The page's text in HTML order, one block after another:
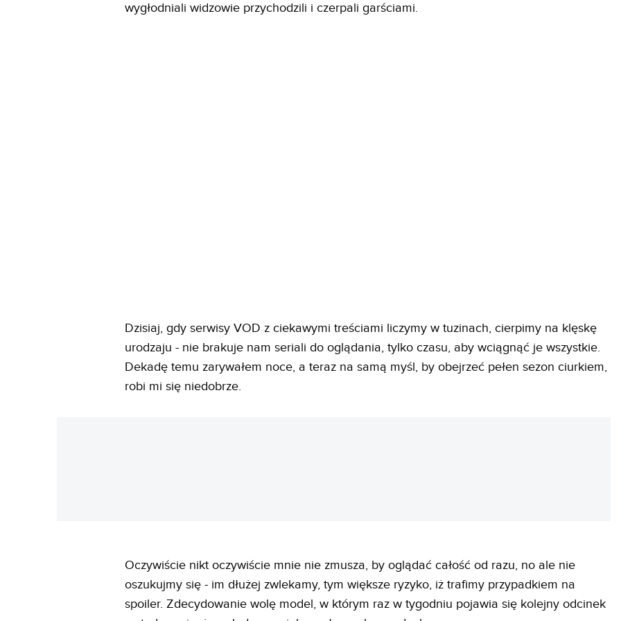
wygłodniali widzowie przychodzili i czerpali garściami.
Dzisiaj, gdy serwisy VOD z ciekawymi treściami liczymy w tuzinach, cierpimy na klęskę
urodzaju - nie brakuje nam seriali do oglądania, tylko czasu, aby wciągnąć je wszystkie.
Dekadę temu zarywałem noce, a teraz na samą myśl, by obejrzeć pełen sezon ciurkiem,
robi mi się niedobrze.
Oczywiście nikt oczywiście mnie nie zmusza, by oglądać całość od razu, no ale nie
oszukujmy się - im dłużej zwlekamy, tym większe ryzyko, iż trafimy przypadkiem na
spoiler. Zdecydowanie wolę model, w którym raz w tygodniu pojawia się kolejny odcinek